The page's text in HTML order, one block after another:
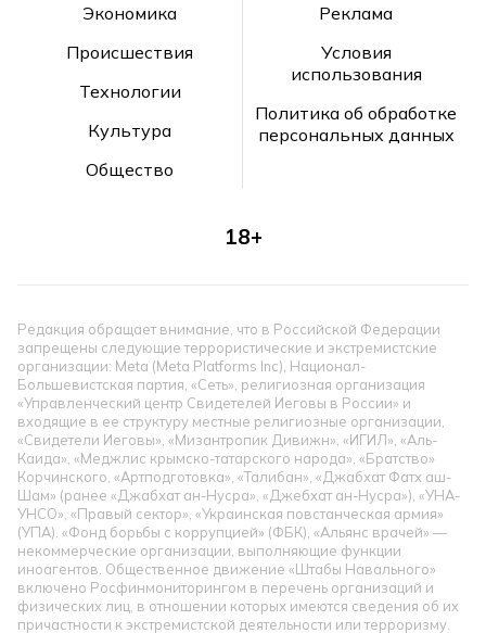
Экономика
Происшествия
Технологии
Культура
Общество
Реклама
Условия
использования
Политика об обработке
персональных данных
18+
Редакция обращает внимание, что в Российской Федерации
запрещены следующие террористические и экстремистские
организации: Meta (Meta Platforms Inc), Национал-
Большевистская партия, «Сеть», религиозная организация
«Управленческий центр Свидетелей Иеговы в России» и
входящие в ее структуру местные религиозные организации,
«Свидетели Иеговы», «Мизантропик Дивижн», «ИГИЛ», «Аль-
Каида», «Меджлис крымско-татарского народа», «Братство»
Корчинского, «Артподготовка», «Талибан», «Джабхат Фатх аш-
Шам» (ранее «Джабхат ан-Нусра», «Джебхат ан-Нусра»), «УНА-
УНСО», «Правый сектор», «Украинская повстанческая армия»
(УПА). «Фонд борьбы с коррупцией» (ФБК), «Альянс врачей» —
некоммерческие организации, выполняющие функции
иноагентов. Общественное движение «Штабы Навального»
включено Росфинмониторингом в перечень организаций и
физических лиц, в отношении которых имеются сведения об их
причастности к экстремистской деятельности или терроризму.